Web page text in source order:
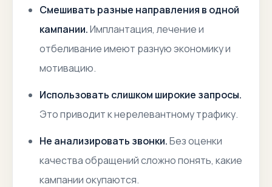
Смешивать разные направления в одной
кампании.Имплантация, лечение и
отбеливание имеют разную экономику и
мотивацию.
Использовать слишком широкие запросы.
Это приводит к нерелевантному трафику.
Не анализировать звонки.Без оценки
качества обращений сложно понять, какие
кампании окупаются.